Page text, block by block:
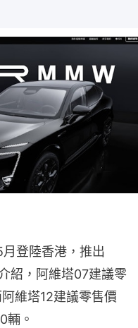
登陸香港，推出
紹，阿維塔07建議零
維塔12建議零售價
輛。